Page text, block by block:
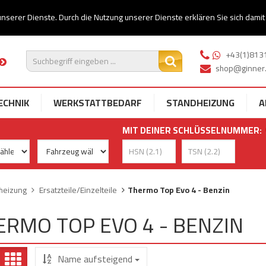
Dienste. Durch die Nutzung unserer Dienste erklären Sie sich
Rasche Preis- und
Vefügbarkeitsanfragen
Alles rund um die
WERKSTATTBEDARF STANDHEIZUNG
MIT DEINER SCHLÜSSELNUMMER:
Ersatzteile/Einzelteile Thermo Top Evo 4 - Benzin
TOP EVO 4 - BENZIN
Name aufsteigend